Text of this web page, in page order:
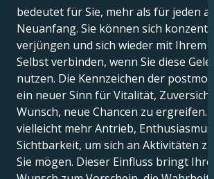
bedeutet für Sie, mehr als für jeden
Neuanfang. Sie können sich
verjüngen und sich wieder mit Ihrem
Selbst verbinden, wenn Sie diese
nutzen. Die Kennzeichen der
ein neuer Sinn für Vitalität, Zuversicht
Wunsch, neue Chancen zu ergreifen.
vielleicht mehr Antrieb, Enthusiasmus
Sichtbarkeit, um sich an Aktivitäten zu
Sie mögen. Dieser Einfluss bringt